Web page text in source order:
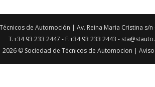
de Automoción | Av. Reina Maria Cristina s/
T.+34 93 233 2447 - F.+34 93 233 2443 -
2026 © Sociedad de Técnicos de Automocion |